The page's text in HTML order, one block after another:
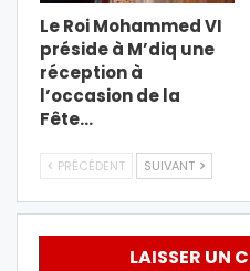
Le Roi Mohammed VI
préside à M’diq une
réception à
l’occasion de la
Fête…
PRÉCÉDENT SUIVANT
LAISSER UN